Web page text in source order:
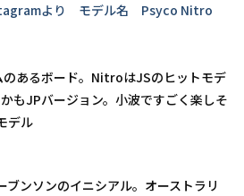
より　モデル名　Psyco Nitro
のあるボード。NitroはJSのヒットモデ
もJPバージョン。小波ですごく楽しそ
デル
ンソンのイニシアル。オーストラリ